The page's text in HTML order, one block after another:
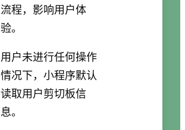
流程，影响用户体
验。
用户未进行任何操作
情况下，小程序默认
读取用户剪切板信
息。